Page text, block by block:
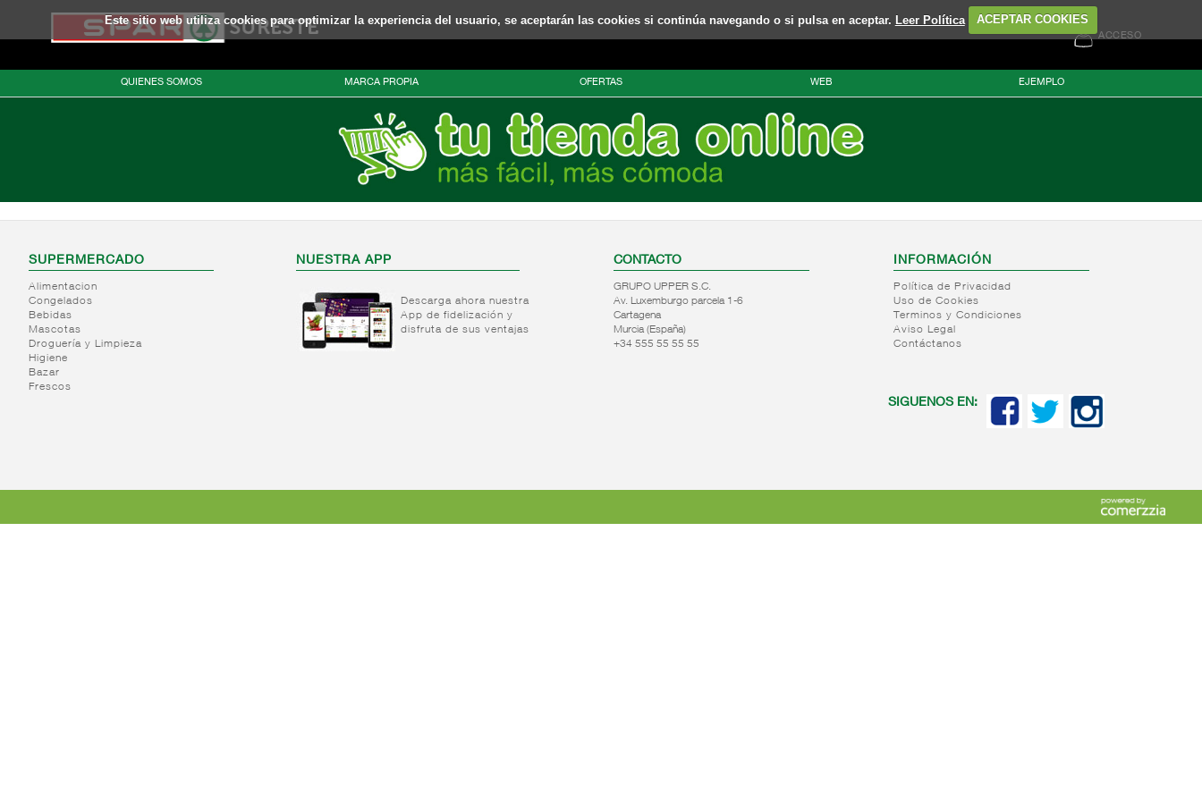
Este sitio web utiliza cookies para optimizar la experiencia del usuario, se aceptarán las cookies si continúa navegando o si pulsa en aceptar. Leer Política ACEPTAR COOKIES
ACCESO
QUIENES SOMOS MARCA PROPIA OFERTAS WEB EJEMPLO
SUPERMERCADO
Alimentacion
Congelados
Bebidas
Mascotas
Droguería y Limpieza
Higiene
Bazar
Frescos
NUESTRA APP
Descarga ahora nuestra
App de fidelización y
disfruta de sus ventajas
CONTACTO
GRUPO UPPER S.C.
Av. Luxemburgo parcela 1-6
Cartagena
Murcia (España)
+34 555 55 55 55
INFORMACIÓN
Política de Privacidad
Uso de Cookies
Terminos y Condiciones
Aviso Legal
Contáctanos
SIGUENOS EN: